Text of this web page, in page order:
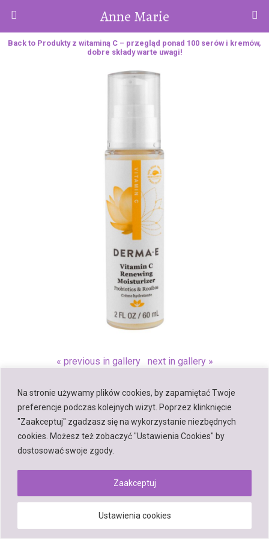
Na stronie używamy plików cookies, by zapamiętać Twoje
preferencje podczas kolejnych wizyt. Poprzez klinknięcie
"Zaakceptuj" zgadzasz się na wykorzystanie niezbędnych
cookies. Możesz też zobaczyć "Ustawienia Cookies" by
dostosować swoje zgody.
Ustawienia cookies
Zaakceptuj
Anne Marie
Back to Produkty z witaminą C – przegląd ponad 100 serów i kremów,
dobre składy warte uwagi!
« previous in gallery next in gallery »
Back to top
Mobile Desktop
Powered by